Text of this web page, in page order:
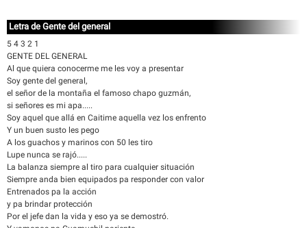
Letra de Gente del general
5 4 3 2 1
GENTE DEL GENERAL
Al que quiera conocerme me les voy a presentar
Soy gente del general,
el señor de la montaña el famoso chapo guzmán,
si señores es mi apa.....
Soy aquel que allá en Caitime aquella vez los enfrento
Y un buen susto les pego
A los guachos y marinos con 50 les tiro
Lupe nunca se rajó.....
La balanza siempre al tiro para cualquier situación
Siempre anda bien equipados pa responder con valor
Entrenados pa la acción
y pa brindar protección
Por el jefe dan la vida y eso ya se demostró.